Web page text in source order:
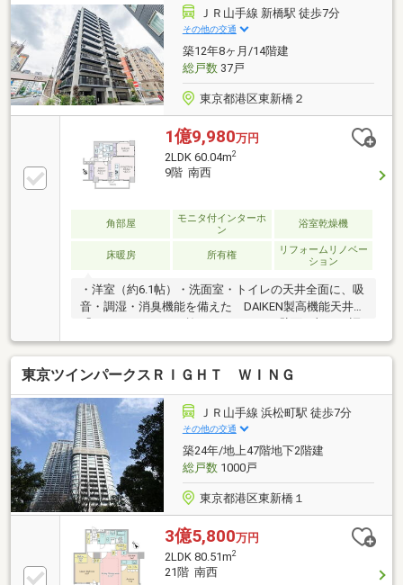
ト飼育可（細則有）など共用設備も充実。●都心でア
クティブに暮らしたい方や、通勤・通学の利便性を重
視される方におすすめのマンションです。
ＪＲ山手線 新橋駅 徒歩7分
その他の交通
築12年8ヶ月/14階建
総戸数37戸
東京都港区東新橋２
1億9,980万円
2LDK 60.04m2
9階 南西
角部屋
モニタ付インターホ
ン
浴室乾燥機
床暖房 所有権
リフォームリノベー
ション
・洋室（約6.1帖）・洗面室・トイレの天井全面に、吸
音・調湿・消臭機能を備えた DAIKEN製高機能天井材
湿・消臭性能を持つ機能性壁材「さらりあ～と」を施
工。・室内干しや生活臭の軽減をサポートし、快適な
住空間を実現。
東京ツインパークスＲＩＧＨＴ ＷＩＮＧ
ＪＲ山手線 浜松町駅 徒歩7分
その他の交通
築24年/地上47階地下2階建
総戸数1000戸
東京都港区東新橋１
3億5,800万円
2LDK 80.51m2
21階 南西